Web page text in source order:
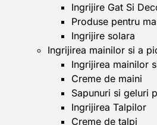
Ingrijire Gat Si
Produse pentru
Ingrijire solara
Ingrijirea mainilor si a
Ingrijirea mainilor
Creme de maini
Sapunuri si geluri
Ingrijirea Talpilor
Creme de talpi